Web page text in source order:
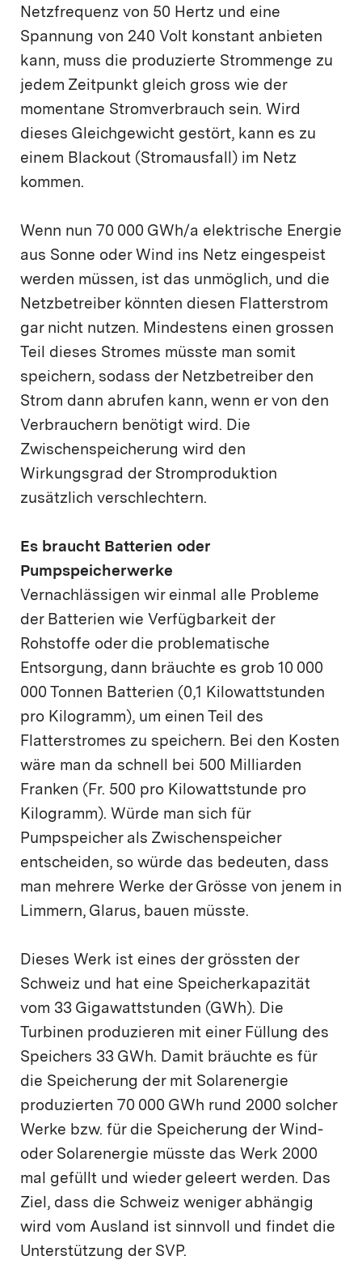
Netzfrequenz von 50 Hertz und eine
Spannung von 240 Volt konstant anbieten
kann, muss die produzierte Strommenge zu
jedem Zeitpunkt gleich gross wie der
momentane Stromverbrauch sein. Wird
dieses Gleichgewicht gestört, kann es zu
einem Blackout (Stromausfall) im Netz
kommen.
Wenn nun 70 000 GWh/a elektrische Energie
aus Sonne oder Wind ins Netz eingespeist
werden müssen, ist das unmöglich, und die
Netzbetreiber könnten diesen Flatterstrom
gar nicht nutzen. Mindestens einen grossen
Teil dieses Stromes müsste man somit
speichern, sodass der Netzbetreiber den
Strom dann abrufen kann, wenn er von den
Verbrauchern benötigt wird. Die
Zwischenspeicherung wird den
Wirkungsgrad der Stromproduktion
zusätzlich verschlechtern.
Es braucht Batterien oder
Pumpspeicherwerke
Vernachlässigen wir einmal alle Probleme
der Batterien wie Verfügbarkeit der
Rohstoffe oder die problematische
Entsorgung, dann bräuchte es grob 10 000
000 Tonnen Batterien (0,1 Kilowattstunden
pro Kilogramm), um einen Teil des
Flatterstromes zu speichern. Bei den Kosten
wäre man da schnell bei 500 Milliarden
Franken (Fr. 500 pro Kilowattstunde pro
Kilogramm). Würde man sich für
Pumpspeicher als Zwischenspeicher
entscheiden, so würde das bedeuten, dass
man mehrere Werke der Grösse von jenem in
Limmern, Glarus, bauen müsste.
Dieses Werk ist eines der grössten der
Schweiz und hat eine Speicherkapazität
vom 33 Gigawattstunden (GWh). Die
Turbinen produzieren mit einer Füllung des
Speichers 33 GWh. Damit bräuchte es für
die Speicherung der mit Solarenergie
produzierten 70 000 GWh rund 2000 solcher
Werke bzw. für die Speicherung der Wind-
oder Solarenergie müsste das Werk 2000
mal gefüllt und wieder geleert werden. Das
Ziel, dass die Schweiz weniger abhängig
wird vom Ausland ist sinnvoll und findet die
Unterstützung der SVP.